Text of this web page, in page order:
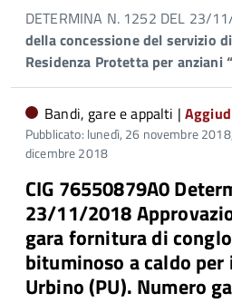
DETERMINA N. 1252 DEL 23/
dellaconcessione del servizio
Residenza Protetta per anziani
Bandi, gare e appalti |
Pubblicato: lunedì, 26 novembre
dicembre 2018
CIG 76550879A0
23/11/2018
gara fornitura di
bituminoso a caldo per
Urbino (PU). Numero